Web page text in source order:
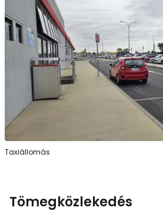
Taxiállomás
Tömegközlekedés